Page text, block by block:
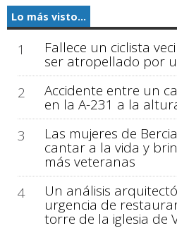
Lo más visto...
1 Fallece un ciclista
ser atropellado por
2
Accidente entre un
en la A-231 a la
3
Las mujeres de
cantar a la vida y
más veteranas
4
Un análisis
urgencia de
torre de la iglesia de